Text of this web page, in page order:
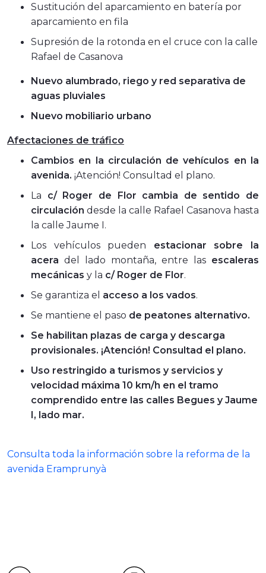
Sustitución del aparcamiento en batería por
aparcamiento en fila
Supresión de la rotonda en el cruce con la calle
Rafael de Casanova
Nuevo alumbrado, riego y red separativa de
aguas pluviales
Nuevo mobiliario urbano
Afectaciones de tráfico
Cambios en la circulación de vehículos en la
avenida. ¡Atención! Consultad el plano.
La c/ Roger de Flor cambia de sentido de
circulación desde la calle Rafael Casanova hasta
la calle Jaume I.
Los vehículos pueden estacionar sobre la
acera del lado montaña, entre las escaleras
mecánicas y la c/ Roger de Flor.
Se garantiza el acceso a los vados.
Se mantiene el paso de peatones alternativo.
Se habilitan plazas de carga y descarga
provisionales. ¡Atención! Consultad el plano.
Uso restringido a turismos y servicios y
velocidad máxima 10 km/h en el tramo
comprendido entre las calles Begues y Jaume
I, lado mar.
Consulta toda la información sobre la reforma de la
avenida Eramprunyà